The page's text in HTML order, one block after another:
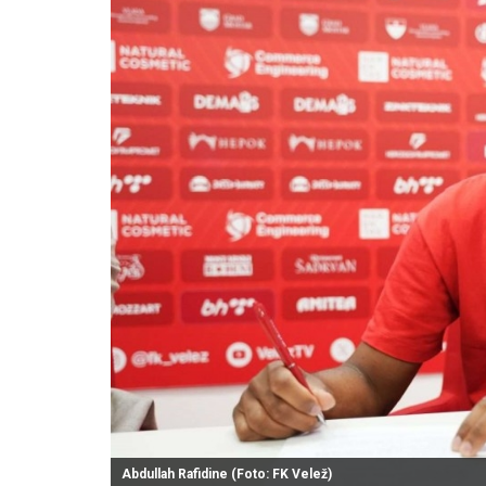
Abdullah Rafidine (Foto: FK Velež)